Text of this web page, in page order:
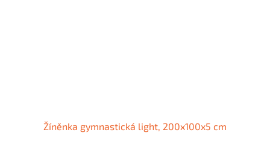
Žíněnka gymnastická light, 200x100x5 cm